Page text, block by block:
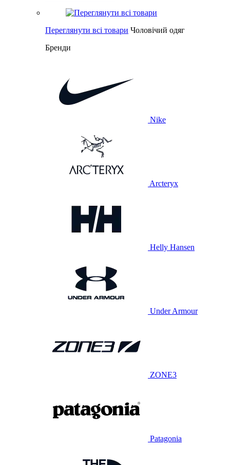
Переглянути всі товари Чоловічий одяг
Бренди
Nike
Arcteryx
Helly Hansen
Under Armour
ZONE3
Patagonia